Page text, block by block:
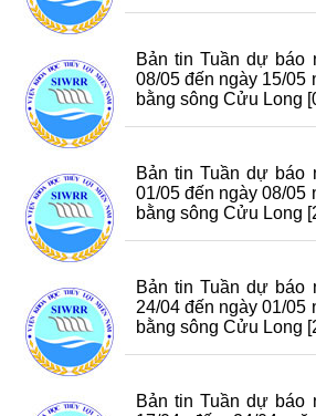
Bản tin Tuần dự báo
08/05 đến ngày 15/05
bằng sông Cửu Long
Bản tin Tuần dự báo
01/05 đến ngày 08/05
bằng sông Cửu Long
Bản tin Tuần dự báo
24/04 đến ngày 01/05
bằng sông Cửu Long
Bản tin Tuần dự báo